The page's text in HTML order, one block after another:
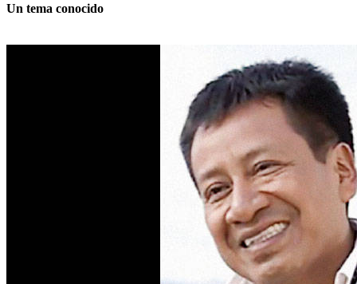
Un tema conocido